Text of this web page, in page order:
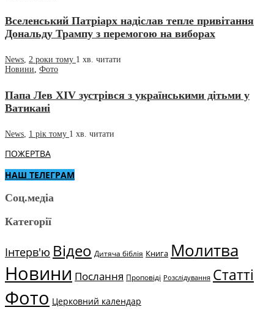
Вселенський Патріарх надіслав тепле привітання
Дональду Трампу з перемогою на виборах
News 2 роки тому 1 хв. читати
Новини Фото
Папа Лев XIV зустрівся з українськими дітьми у
Ватикані
News 1 рік тому 1 хв. читати
ПОЖЕРТВА
НАШ ТЕЛЕГРАМ
Соц.медіа
Категорії
Інтерв'ю Відео Дитяча біблія Книга Молитва
Новини Послання Проповіді Розслідування Статті
Фото Церковний календар